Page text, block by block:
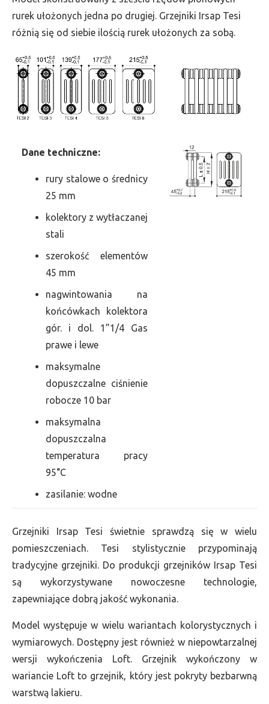
szer.
585,
2326
rurek ułożonych jedna po drugiej. Grzejniki Irsap Tesi
różnią się od siebie ilością rurek ułożonych za sobą.
Dane techniczne:
rury stalowe o średnicy
25 mm
kolektory z wytłaczanej
stali
szerokość elementów
45 mm
nagwintowania na
końcówkach kolektora
gór. i dol. 1”1/4 Gas
prawe i lewe
maksymalne
dopuszczalne ciśnienie
robocze 10 bar
maksymalna
dopuszczalna
temperatura pracy
95°C
zasilanie: wodne
Grzejniki Irsap Tesi świetnie sprawdzą się w wielu
pomieszczeniach. Tesi stylistycznie przypominają
tradycyjne grzejniki. Do produkcji grzejników Irsap Tesi
są wykorzystywane nowoczesne technologie,
zapewniające dobrą jakość wykonania.
Model występuje w wielu wariantach kolorystycznych i
wymiarowych. Dostępny jest również w niepowtarzalnej
wersji wykończenia Loft. Grzejnik wykończony w
wariancie Loft to grzejnik, który jest pokryty bezbarwną
warstwą lakieru.